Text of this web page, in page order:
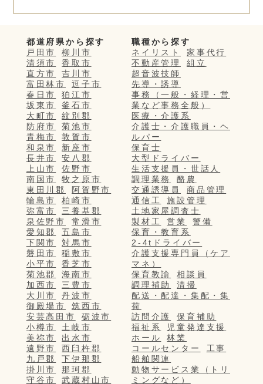
都道府県から探す
戸田市
柳川市
清須市
香取市
直方市
吉川市
富田林市
逗子市
春日市
狛江市
坂東市
釜石市
大町市
紋別郡
防府市
菊池市
青梅市
敦賀市
和泉市
新座市
長井市
安八郡
上山市
佐野市
南国市
牧之原市
東田川郡
阿賀野市
輪島市
柏崎市
弥富市
三養基郡
泉佐野市
常滑市
愛知郡
五島市
下関市
対馬市
磐田市
稲敷市
小平市
香芝市
菊池郡
海南市
加西市
三豊市
大川市
丹波市
御殿場市
筑西市
安芸高田市
砺波市
小樽市
土岐市
美祢市
出水市
遠野市
西臼杵郡
九戸郡
下伊那郡
掛川市
那珂郡
守谷市
武蔵村山市
職種から探す
ネイリスト
家事代行
不動産管理
組立
超音波技師
先導・誘導
事務（一般・経理・営
業など事務全般）
医療・介護系
介護士・介護職員・ヘ
ルパー
保育士
大型ドライバー
生活支援員・世話人
調理業務
酪農
交通誘導員
商品管理
通信工
施設管理
土地家屋調査士
製材工
営業
警備
保育・教育系
2-4tドライバー
介護支援専門員（ケア
マネ）
保育教諭
相談員
調理補助
清掃
配送・配達・集配・集
荷
訪問介護
保育補助
福祉系
児童発達支援
ホール
林業
コールセンター
工事
船舶関連
動物サービス業（トリ
ミングなど）